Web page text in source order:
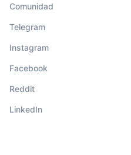
Comunidad
Telegram
Instagram
Facebook
Reddit
LinkedIn